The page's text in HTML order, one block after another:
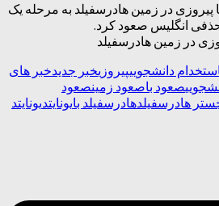
پیروزی در زمین هادرسفیلد به مرحله یک
حذفی انگلیس صعود کرد.
در زمین هادرسفیلد
دانشجوییپیروزیخبر جدیدخبر های
صعود باصعود زمینصعود
هادرسفیلدهادرسفیلد بایونایتدیونایتد